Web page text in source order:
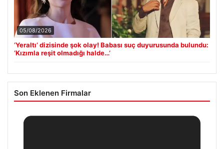
05/08/2026
‘Yeraltı’ dizisinde şok olay! Babası suç duyurusunda bulundu:
‘Kızımla reşit olmadığı halde…’
Son Eklenen Firmalar